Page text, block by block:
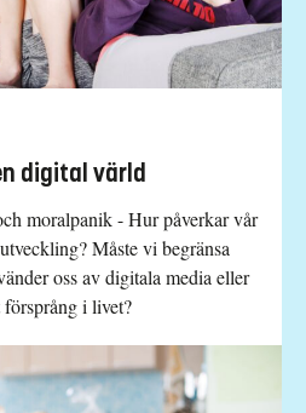
digital värld
moralpanik - Hur påverkar vår
Måste vi begränsa
oss av digitala media eller
försprång i livet?